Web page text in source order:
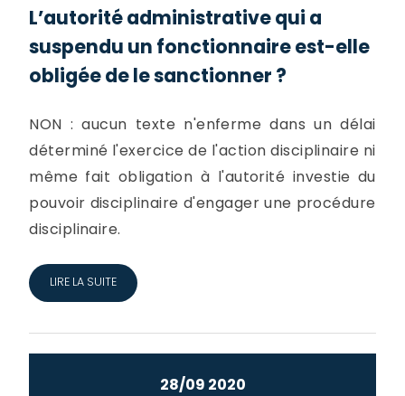
L’autorité administrative qui a
suspendu un fonctionnaire est-elle
obligée de le sanctionner ?
NON : aucun texte n'enferme dans un délai
déterminé l'exercice de l'action disciplinaire ni
même fait obligation à l'autorité investie du
pouvoir disciplinaire d'engager une procédure
disciplinaire.
LIRE LA SUITE
28/09 2020